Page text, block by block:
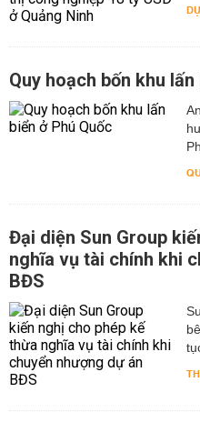
Quy hoạch bốn khu
Đại diện Sun Group
nghĩa vụ tài chính khi
BĐS